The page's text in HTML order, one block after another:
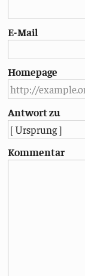
E-Mail
Homepage
Antwort zu
Kommentar